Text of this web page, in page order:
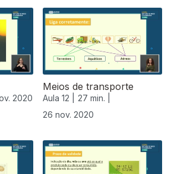
2020
Meios de transporte
Aula 12 |
27 min. |
26 nov. 2020